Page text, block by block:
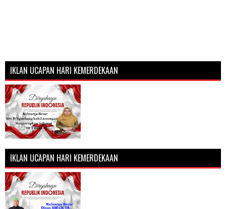
IKLAN UCAPAN HARI KEMERDEKAAN
IKLAN UCAPAN HARI KEMERDEKAAN